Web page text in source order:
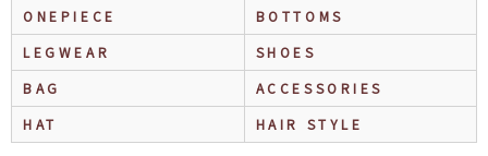
ONEPIECE
BOTTOMS
LEGWEAR
SHOES
BAG
ACCESSORIES
HAT
HAIR STYLE